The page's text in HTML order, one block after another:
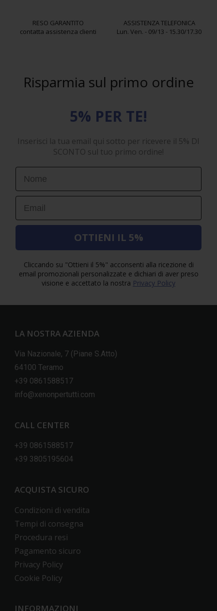
RESO GARANTITO
contatta assistenza clienti
ASSISTENZA TELEFONICA
Lun. Ven. - 09/13 - 15.30/17.30
Risparmia sul primo ordine
5% PER TE!
Inserisci la tua email qui sotto per ricevere il 5% DI
SCONTO sul tuo primo ordine!
First Name
Email
OTTIENI IL 5%
Cliccando su "Ottieni il 5%" acconsenti alla ricezione di
email promozionali personalizzate e dichiari di aver preso
visione e accettato la nostra Privacy Policy
LA NOSTRA AZIENDA
Via Nazionale, 7 (Piane S.Atto)
64100 Teramo
+39 0861588517
info@xenonpertutti.com
CALL CENTER
+39 0861588517
+39 3805195604
ACQUISTA SICURO
Condizioni di vendita
Tempi di consegna
Procedura resi
Pagamento sicuro
Privacy Policy
Cookie Policy
INFORMAZIONI